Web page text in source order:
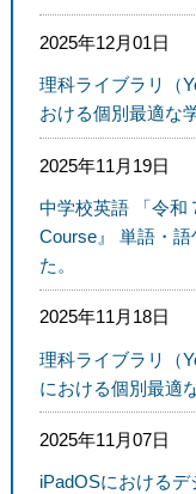
2025年12月01日
理科ライブラリ（
おける個別最適な
2025年11月19日
中学校英語 「令和
Course』 単語・
た。
2025年11月18日
理科ライブラリ（
における個別最適
2025年11月07日
iPadOSにおける